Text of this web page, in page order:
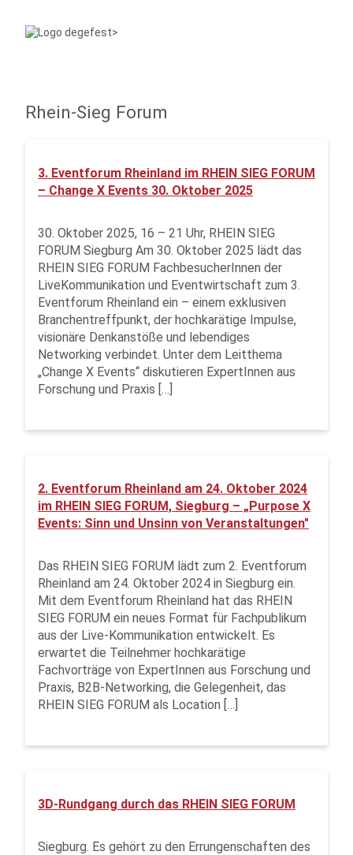
Rhein-Sieg Forum
3. Eventforum Rheinland im RHEIN SIEG FORUM
– Change X Events 30. Oktober 2025
30. Oktober 2025, 16 – 21 Uhr, RHEIN SIEG
FORUM Siegburg Am 30. Oktober 2025 lädt das
RHEIN SIEG FORUM FachbesucherInnen der
LiveKommunikation und Eventwirtschaft zum 3.
Eventforum Rheinland ein – einem exklusiven
Branchentreffpunkt, der hochkarätige Impulse,
visionäre Denkanstöße und lebendiges
Networking verbindet. Unter dem Leitthema
„Change X Events“ diskutieren ExpertInnen aus
Forschung und Praxis […]
2. Eventforum Rheinland am 24. Oktober 2024
im RHEIN SIEG FORUM, Siegburg – „Purpose X
Events: Sinn und Unsinn von Veranstaltungen"
Das RHEIN SIEG FORUM lädt zum 2. Eventforum
Rheinland am 24. Oktober 2024 in Siegburg ein.
Mit dem Eventforum Rheinland hat das RHEIN
SIEG FORUM ein neues Format für Fachpublikum
aus der Live-Kommunikation entwickelt. Es
erwartet die Teilnehmer hochkarätige
Fachvorträge von ExpertInnen aus Forschung und
Praxis, B2B-Networking, die Gelegenheit, das
RHEIN SIEG FORUM als Location […]
3D-Rundgang durch das RHEIN SIEG FORUM
Siegburg. Es gehört zu den Errungenschaften des